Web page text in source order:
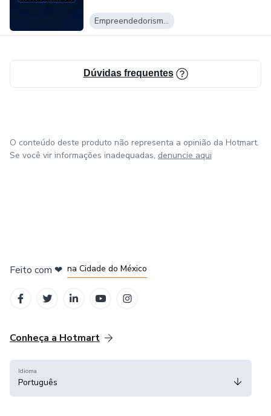
Empreendedorismo Digital
Dúvidas frequentes
O conteúdo deste produto não representa a opinião da Hotmart.
Se você vir informações inadequadas, denuncie aqui
Feito com ❤ na Cidade do México
Conheça a Hotmart
Idioma
Português